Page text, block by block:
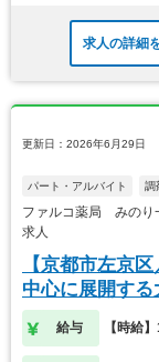
求人の詳細
更新日：2026年6月29日
パート・アルバイト 調
ファルコ薬局 みのり
求人
【京都市左京
中心に展開す
給与 【時給